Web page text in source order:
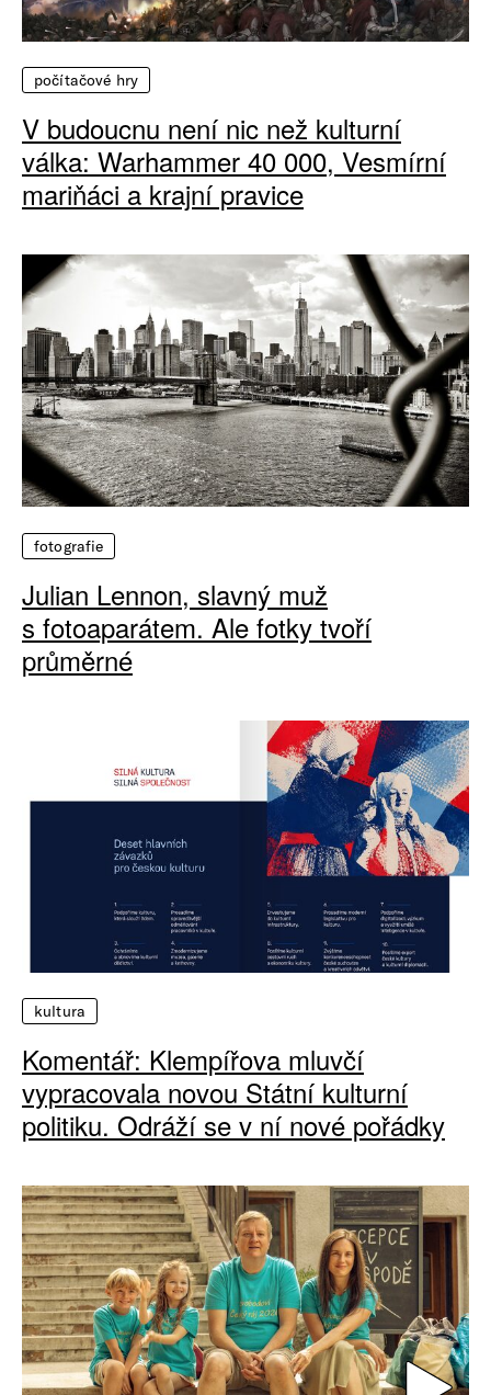
počítačové hry
V budoucnu není nic než kulturní
válka: Warhammer 40 000, Vesmírní
mariňáci a krajní pravice
fotografie
Julian Lennon, slavný muž
s fotoaparátem. Ale fotky tvoří
průměrné
kultura
Komentář: Klempířova mluvčí
vypracovala novou Státní kulturní
politiku. Odráží se v ní nové pořádky